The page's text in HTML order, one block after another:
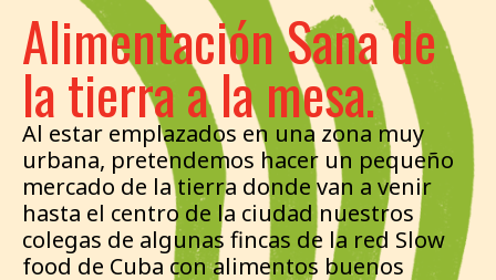
Alimentación Sana de
la tierra a la mesa.
Al estar emplazados en una zona muy
urbana, pretendemos hacer un pequeño
mercado de la tierra donde van a venir
hasta el centro de la ciudad nuestros
colegas de algunas fincas de la red Slow
food de Cuba con alimentos buenos